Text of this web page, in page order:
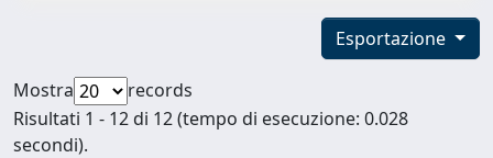
Esportazione
Mostra
records
Risultati 1 - 12 di 12 (tempo di esecuzione: 0.028
secondi).